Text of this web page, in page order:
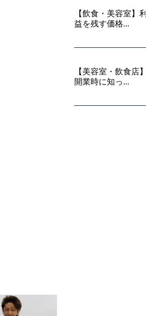
【飲食・美容室】利
益を残す価格...
【美容室・飲食店】
開業時に知っ...